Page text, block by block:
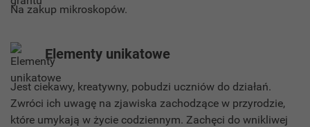
Na zakup mikroskopów.
Elementy unikatowe
Jest ciekawy, kreatywny, pobudzi uczniów do działań.
Zwróci ich uwagę na zjawiska zachodzące w przyrodzie,
które umykają w życie codziennym. Zachęci do wnikliwej